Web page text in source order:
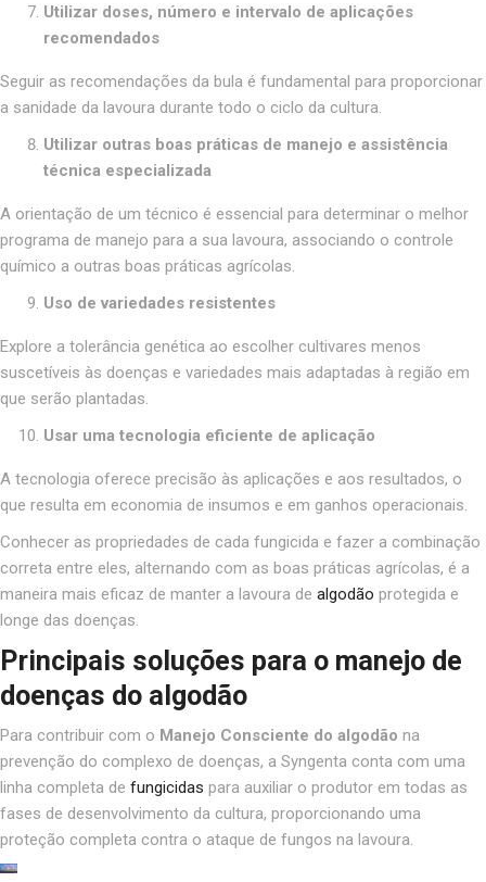
Utilizar doses, número e intervalo de aplicações
recomendados
Seguir as recomendações da bula é fundamental para proporcionar
a sanidade da lavoura durante todo o ciclo da cultura.
Utilizar outras boas práticas de manejo e assistência
técnica especializada
A orientação de um técnico é essencial para determinar o melhor
programa de manejo para a sua lavoura, associando o controle
químico a outras boas práticas agrícolas.
Uso de variedades resistentes
Explore a tolerância genética ao escolher cultivares menos
suscetíveis às doenças e variedades mais adaptadas à região em
que serão plantadas.
Usar uma tecnologia eficiente de aplicação
A tecnologia oferece precisão às aplicações e aos resultados, o
que resulta em economia de insumos e em ganhos operacionais.
Conhecer as propriedades de cada fungicida e fazer a combinação
correta entre eles, alternando com as boas práticas agrícolas, é a
maneira mais eficaz de manter a lavoura de algodão protegida e
longe das doenças.
Principais soluções para o manejo de
doenças do algodão
Para contribuir com o Manejo Consciente do algodão na
prevenção do complexo de doenças, a Syngenta conta com uma
linha completa de fungicidas para auxiliar o produtor em todas as
fases de desenvolvimento da cultura, proporcionando uma
proteção completa contra o ataque de fungos na lavoura.